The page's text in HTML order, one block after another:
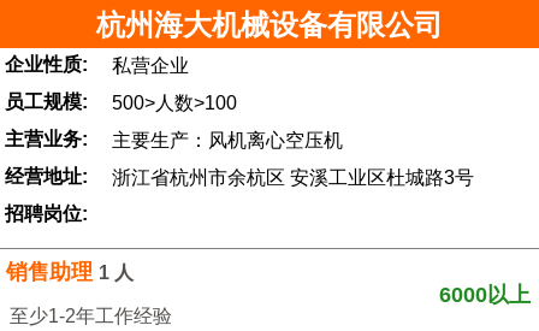
杭州海大机械设备有限公司
企业性质:
私营企业
员工规模:
500>人数>100
主营业务:
主要生产：风机离心空压机
经营地址:
浙江省杭州市余杭区 安溪工业区杜城路3号
招聘岗位:
销售助理 1 人
至少1-2年工作经验
6000以上